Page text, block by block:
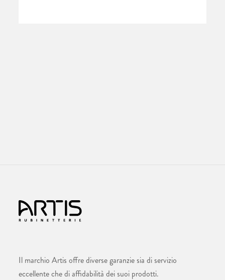
Il marchio Artis offre diverse garanzie sia di servizio
eccellente che di affidabilità dei suoi prodotti.